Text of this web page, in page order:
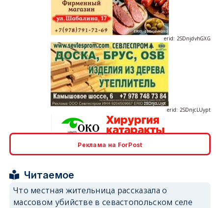
erid: 2SDnjdvhGXG
erid: 2SDnjcrDNw6
Реклама на ForPost
Читаемое
Что местная жительница рассказала о
массовом убийстве в севастопольском селе